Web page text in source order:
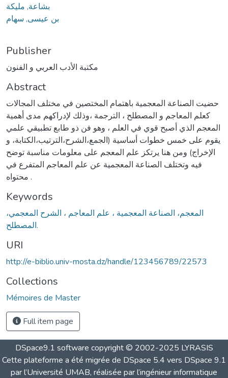
بشاعة, مليكة
بن عيسى, سهام
Publisher
مكتبة الأدب العربي و الفنون
Abstract
حضيت الصناعة المعجمية باهتمام المختصين في مختلف المجالات
كعلم المعاجم و المصطلح ، الترجمة ،وذلك لإدراكهم مدى أهمية
المعجم الذي أصبح قوي في العلم ، وهو فن ذو طابع تطبيقي علمي
يقوم على خمس خطوات أساسية (الجمع،الشرح،الترتيب،الكتابة، و
الإخراج) ومن هنا يرتكز علم المعجم على معلومات مناسبة توضح
فيه وتختلف الصناعة المعجمية عن علم المعاجم المتفرع في
محتواه .
Keywords
المعجم، الصناعة المعجمية ، علم المعاجم ، الشرح المعجمي،
المصطلح.
URI
http://e-biblio.univ-mosta.dz/handle/123456789/22573
Collections
Mémoires de Master
Full item page
DSpace9.1 software copyright © 2002-2025 LYRASIS
Cette plateforme a été migrée de DSpace 5.4 vers DSpace 9.1
par l’Université UMAB, réalisée par l’ingénieur informatique